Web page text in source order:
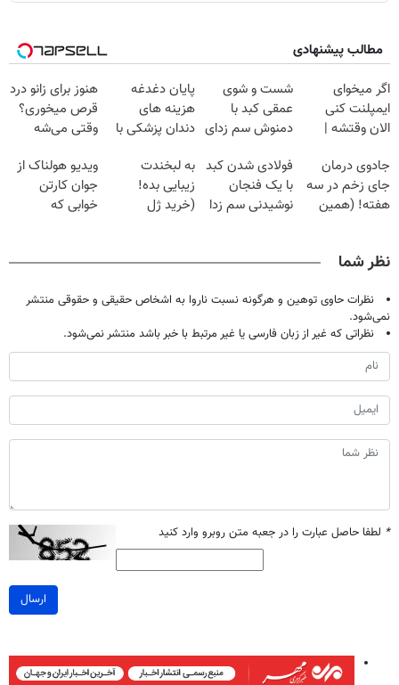
مطالب پیشنهادی
اگر میخوای
ایمپلنت کنی
الان وقتشه |
میلیون تومان!!!
شست و شوی
عمقی کبد با
دمنوش سم زدای
پایان دغدغه
هزینه های
دندان پزشکی با
خانگی
هنوز برای زانو درد
قرص میخوری؟
وقتی می‌شه
درمانش کرد؟؟؟؟
جادوی درمان
جای زخم در سه
هفته! (همین
فولادی شدن کبد
با یک فنجان
نوشیدنی سم زدا
به لبخندت
زیبایی بده!
(خرید ژل
با40%تخفیف)
ویدیو هولناک از
جوان کارتن
خوابی که
نظر شما
نظرات حاوی توهین و هرگونه نسبت ناروا به اشخاص حقیقی و حقوقی منتشر
نمی‌شود.
نظراتی که غیر از زبان فارسی یا غیر مرتبط با خبر باشد منتشر نمی‌شود.
* لطفا حاصل عبارت را در جعبه متن روبرو وارد کنید
ارسال